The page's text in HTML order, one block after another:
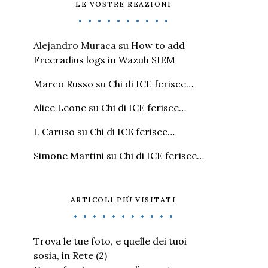
LE VOSTRE REAZIONI
Alejandro Muraca su How to add
Freeradius logs in Wazuh SIEM
Marco Russo su Chi di ICE ferisce…
Alice Leone su Chi di ICE ferisce…
I. Caruso su Chi di ICE ferisce…
Simone Martini su Chi di ICE ferisce…
ARTICOLI PIÙ VISITATI
Trova le tue foto, e quelle dei tuoi
sosia, in Rete (2)